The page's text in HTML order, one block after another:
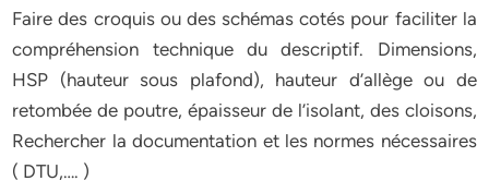
Faire des croquis ou des schémas cotés pour faciliter la
compréhension technique du descriptif. Dimensions,
HSP (hauteur sous plafond), hauteur d’allège ou de
retombée de poutre, épaisseur de l’isolant, des cloisons,
Rechercher la documentation et les normes nécessaires
( DTU,…. )